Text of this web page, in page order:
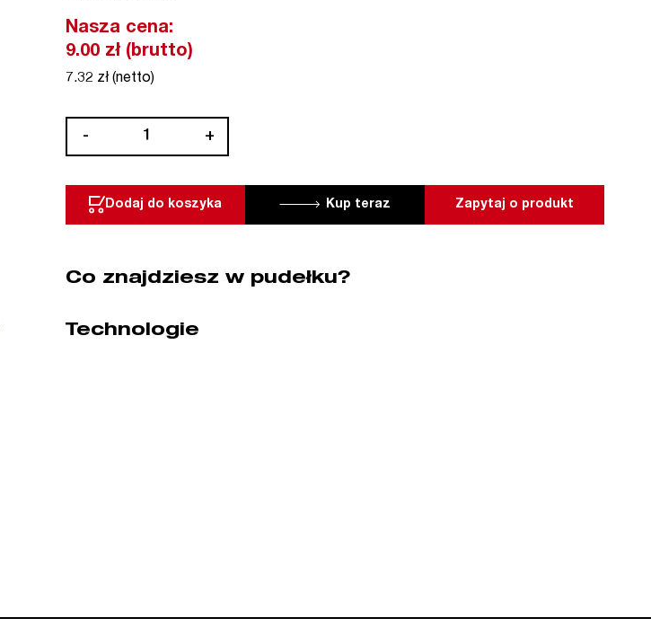
Nasza cena:
9.00 zł (brutto)
7.32 zł (netto)
-
ceramiczna
kula
x
mm
+
Dodaj do koszyka Zapytaj o produkt
Kup teraz
Co znajdziesz w pudełku?
Technologie